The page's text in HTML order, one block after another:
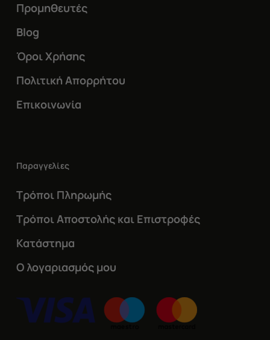
Προμηθευτές
Blog
Όροι Χρήσης
Πολιτική Απορρήτου
Επικοινωνία
Παραγγελίες
Τρόποι Πληρωμής
Τρόποι Αποστολής και Επιστροφές
Κατάστημα
Ο λογαριασμός μου